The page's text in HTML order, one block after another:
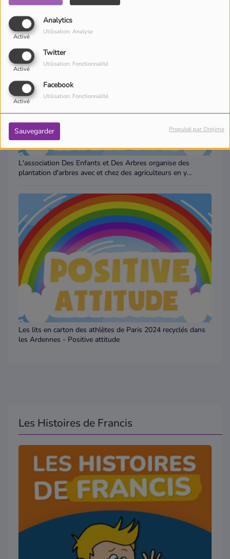
Analytics
Activé
Utilisation: Analyse
Twitter
Activé
Utilisation: Fonctionnalité
Facebook
Activé
Utilisation: Fonctionnalité
Sauvegarder Propulsé par Orejime
Nouvelle Ère Écologique - Positive attitude
L'association Des Enfants et Des Arbres organise des
plantation d'arbres avec et chez des agriculteurs en y
Les lits en carton des athlètes de Paris 2024 recyclés dans
les Ardennes - Positive attitude
Les Histoires de Francis